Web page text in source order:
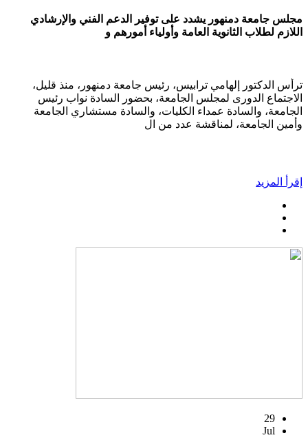
مجلس جامعة دمنهور يشدد على توفير الدعم الفني والإرشادي
اللازم لطلاب الثانوية العامة وأولياء أمورهم و
ترأس الدكتور إلهامي ترابيس، رئيس جامعة دمنهور، منذ قليل،
الاجتماع الدورى لمجلس الجامعة، بحضور السادة نواب رئيس
الجامعة، والسادة عمداء الكليات، والسادة مستشاري الجامعة
وأمين الجامعة، لمناقشة عدد من ال
إقرأ المزيد
29
Jul